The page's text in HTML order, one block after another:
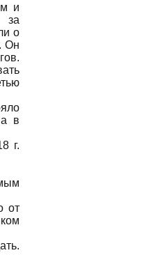
и
за
о
Он
в
г.
от